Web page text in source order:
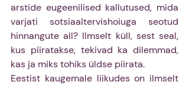
arstide eugeenilised kallutused, mida
varjati sotsiaaltervishoiuga seotud
hinnangute all? Ilmselt küll, sest seal,
kus piiratakse, tekivad ka dilemmad,
kas ja miks tohiks üldse piirata.
Eestist kaugemale liikudes on ilmselt